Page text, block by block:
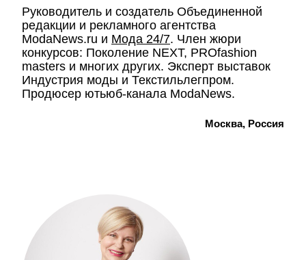
Руководитель и создатель Объединенной
редакции и рекламного агентства
ModaNews.ru и Мода 24/7. Член жюри
конкурсов: Поколение NEXT, PROfashion
masters и многих других. Эксперт выставок
Индустрия моды и Текстильлегпром.
Продюсер ютьюб-канала ModaNews.
Москва, Россия